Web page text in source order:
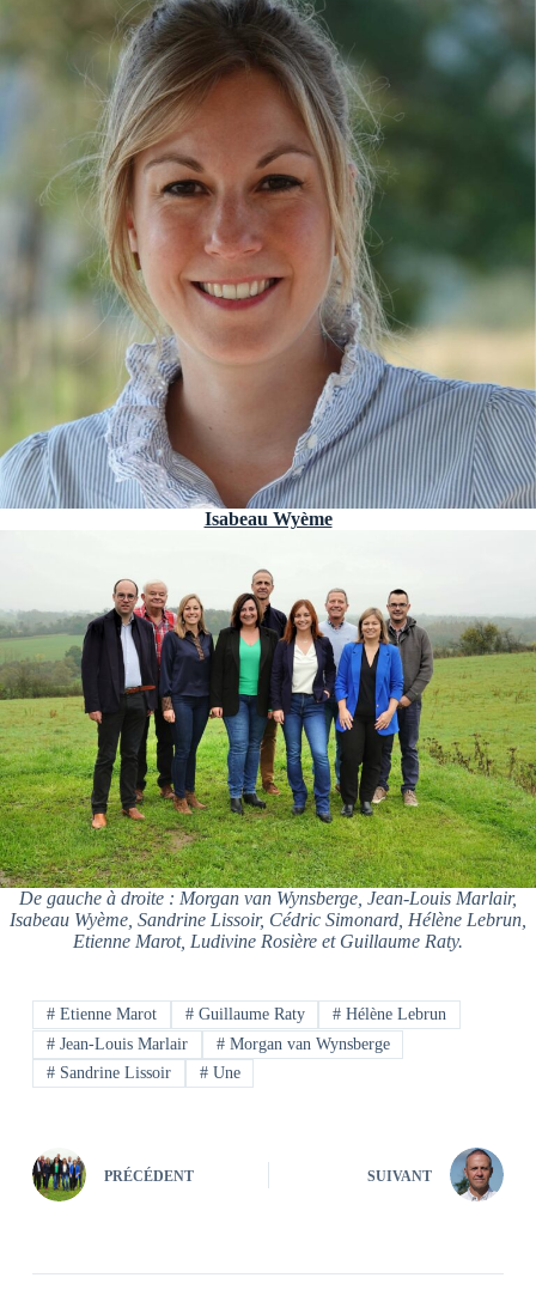
Isabeau Wyème
De gauche à droite : Morgan van Wynsberge, Jean-Louis Marlair,
Isabeau Wyème, Sandrine Lissoir, Cédric Simonard, Hélène Lebrun,
Etienne Marot, Ludivine Rosière et Guillaume Raty.
#Etienne Marot #Guillaume Raty # Hélène Lebrun
#Jean-Louis Marlair #Morgan van Wynsberge
#Sandrine Lissoir #Une
PRÉCÉDENT SUIVANT